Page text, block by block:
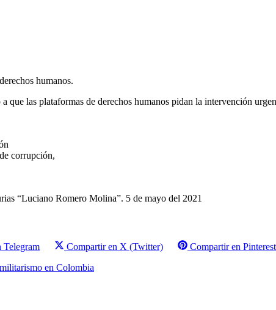
humanos.
que las plataformas de derechos humanos pidan la intervención
corrupción,
“Luciano Romero Molina”. 5 de mayo del 2021
Telegram Compartir en X (Twitter) Compartir en Pinterest
en Colombia